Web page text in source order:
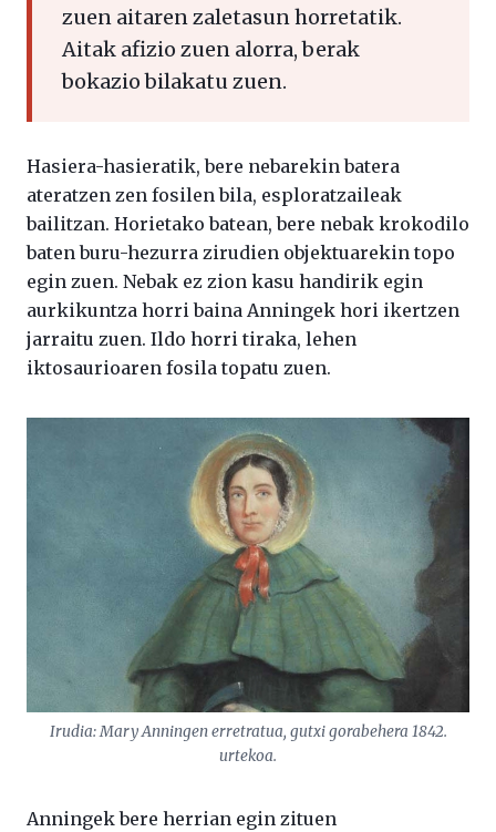
zuen aitaren zaletasun horretatik.
Aitak afizio zuen alorra, berak
bokazio bilakatu zuen.
Hasiera-hasieratik, bere nebarekin batera
ateratzen zen fosilen bila, esploratzaileak
bailitzan. Horietako batean, bere nebak krokodilo
baten buru-hezurra zirudien objektuarekin topo
egin zuen. Nebak ez zion kasu handirik egin
aurkikuntza horri baina Anningek hori ikertzen
jarraitu zuen. Ildo horri tiraka, lehen
iktosaurioaren fosila topatu zuen.
Irudia: Mary Anningen erretratua, gutxi gorabehera 1842.
urtekoa.
Anningek bere herrian egin zituen